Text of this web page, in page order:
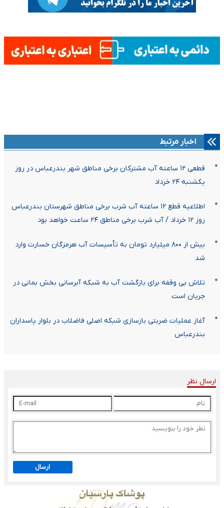
اخبار مرتبط
قطعی ۱۲ ساعته آب مشترکان برخی مناطق شهر بندرعباس در روز
یکشنبه ۲۴ خرداد
اطلاعیه قطع ۱۲ ساعته آب شرب برخی مناطق شهرستان بندرعباس
روز ۱۲ خرداد / آب شرب برخی مناطق ۲۴ ساعت خواهد بود
بیش از ۸۰۰ میلیارد تومان به تأسیسات آب هرمزگان خسارت وارد
شد
تلاش بی وقفه برای بازگشت آب به شبکه آبرسانی بخش بمانی در
جریان است
آغاز عملیات ضربتی بازسازی شبکه اصلی فاضلاب در بلوار پاسداران
بندرعباس
ارسال نظر
ارسال